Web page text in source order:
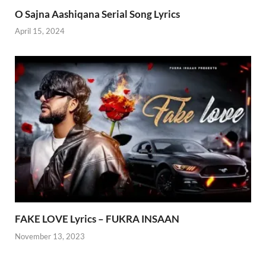
O Sajna Aashiqana Serial Song Lyrics
April 15, 2024
FAKE LOVE Lyrics – FUKRA INSAAN
November 13, 2023